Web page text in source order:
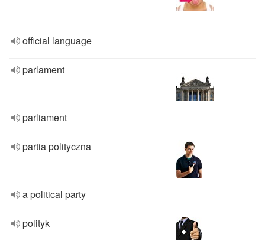
official language
parlament
parliament
partia polityczna
a political party
polityk